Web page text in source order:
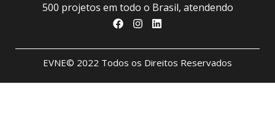
500 projetos em todo o Brasil, atendendo
EVNE© 2022 Todos os Direitos Reservados